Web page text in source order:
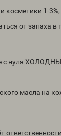
1-3%,
от запаха
с нуля
масла на